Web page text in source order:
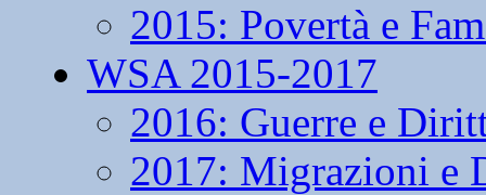
2015: Povertà e
WSA 2015-2017
2016: Guerre e
2017: Migrazioni e